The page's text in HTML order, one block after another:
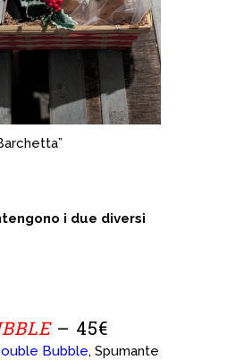
i due diversi
– 45€
Bubble, Spumante